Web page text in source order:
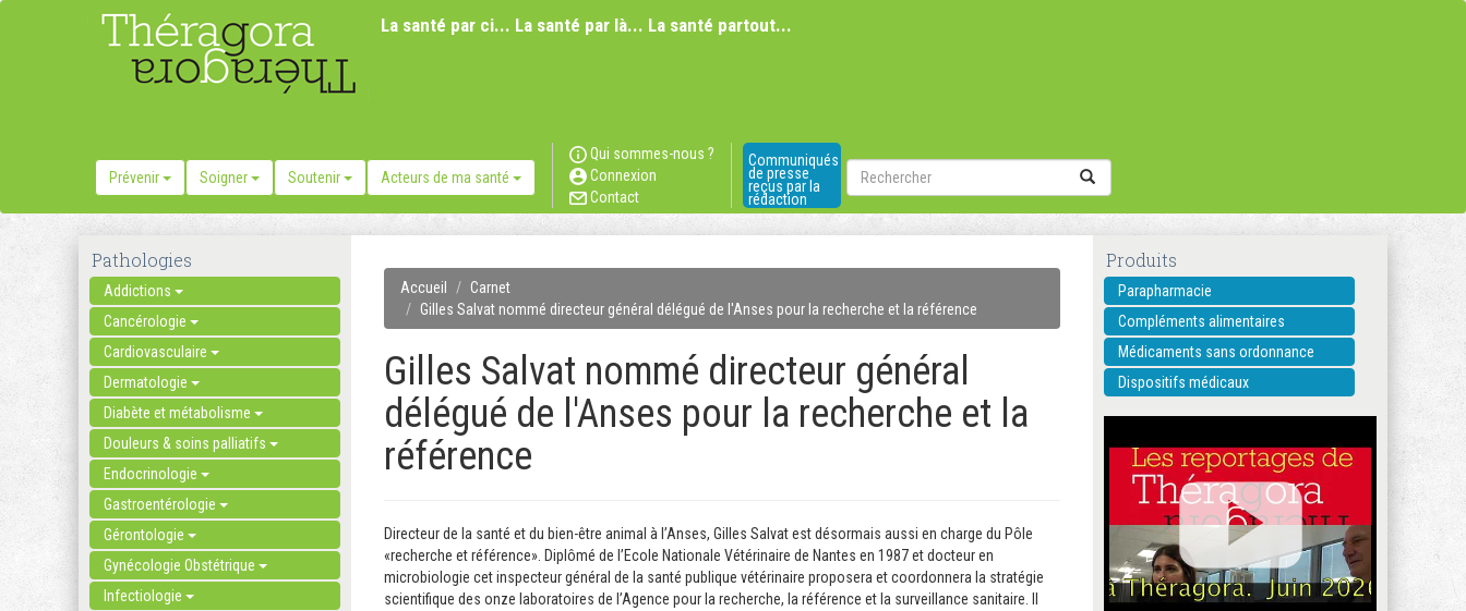
La santé par ci... La santé par là... La santé partout...
Prévenir Soigner Soutenir Acteurs de ma santé
Qui sommes-nous ?
Connexion
Contact
Communiqués
de presse
reçus par la
rédaction
Rechercher
Pathologies
Addictions
Cancérologie
Cardiovasculaire
Dermatologie
Diabète et métabolisme
Douleurs & soins palliatifs
Endocrinologie
Gastroentérologie
Gérontologie
Gynécologie Obstétrique
Infectiologie
Accueil
Carnet
Gilles Salvat nommé directeur général délégué de l'Anses pour la recherche et la référence
Gilles Salvat nommé directeur général
délégué de l'Anses pour la recherche et la
référence
Directeur de la santé et du bien-être animal à l’Anses, Gilles Salvat est désormais aussi en charge du Pôle
«recherche et référence». Diplômé de l’Ecole Nationale Vétérinaire de Nantes en 1987 et docteur en
microbiologie cet inspecteur général de la santé publique vétérinaire proposera et coordonnera la stratégie
scientifique des onze laboratoires de l’Agence pour la recherche, la référence et la surveillance sanitaire. Il
Produits
Parapharmacie
Compléments alimentaires
Médicaments sans ordonnance
Dispositifs médicaux